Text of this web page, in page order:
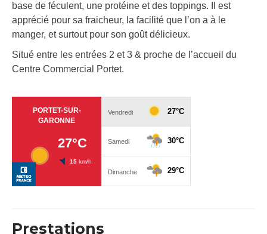
base de féculent, une protéine et des toppings. Il est
apprécié pour sa fraicheur, la facilité que l’on a à le
manger, et surtout pour son goût délicieux.
Situé entre les entrées 2 et 3 & proche de l’accueil du
Centre Commercial Portet.
Prestations